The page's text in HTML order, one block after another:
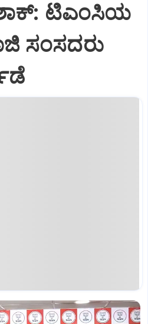
ಟಿಎಂಸಿಯ
ಸಂಸದರು